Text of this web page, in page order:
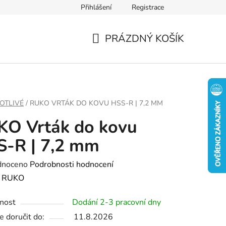
Přihlášení Registrace
PRÁZDNÝ KOŠÍK
/ RUKO VRTÁK DO KOVU HSS-R | 7,2 MM
Vrták do kovu
R | 7,2 mm
Podrobnosti hodnocení
RUKO
Dodání 2-3 pracovní dny
doručit do:
11.8.2026